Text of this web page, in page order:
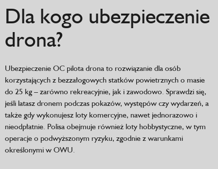
Dla kogo ubezpieczenie
drona?
Ubezpieczenie OC pilota drona to rozwiązanie dla osób
korzystających z bezzałogowych statków powietrznych o masie
do 25 kg – zarówno rekreacyjnie, jak i zawodowo. Sprawdzi się,
jeśli latasz dronem podczas pokazów, występów czy wydarzeń, a
także gdy wykonujesz loty komercyjne, nawet jednorazowo i
nieodpłatnie. Polisa obejmuje również loty hobbystyczne, w tym
operacje o podwyższonym ryzyku, zgodnie z warunkami
określonymi w OWU.